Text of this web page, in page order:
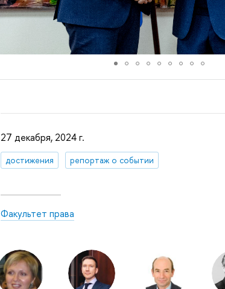
27 декабря, 2024 г.
достижения репортаж о событии
Факультет права